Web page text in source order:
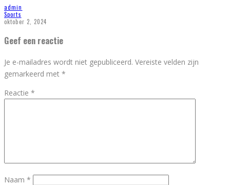
admin
Sports
oktober 2, 2024
Geef een reactie
Je e-mailadres wordt niet gepubliceerd. Vereiste velden zijn
gemarkeerd met *
Reactie *
Naam *